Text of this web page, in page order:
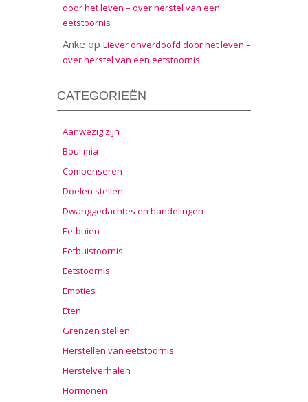
door het leven – over herstel van een
eetstoornis
Anke op Liever onverdoofd door het leven –
over herstel van een eetstoornis
CATEGORIEËN
Aanwezig zijn
Boulimia
Compenseren
Doelen stellen
Dwanggedachtes en handelingen
Eetbuien
Eetbuistoornis
Eetstoornis
Emoties
Eten
Grenzen stellen
Herstellen van eetstoornis
Herstelverhalen
Hormonen